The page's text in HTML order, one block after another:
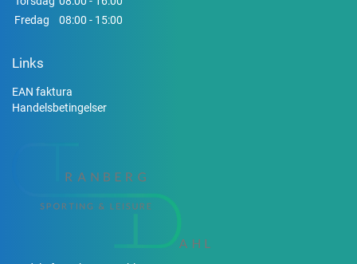
Fredag
08:00 - 15:00
Links
EAN faktura
Handelsbetingelser